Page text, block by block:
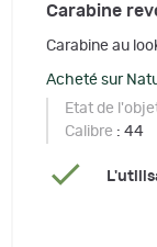
Carabine
Carabine au
Acheté sur
Etat de
Calibre : 44